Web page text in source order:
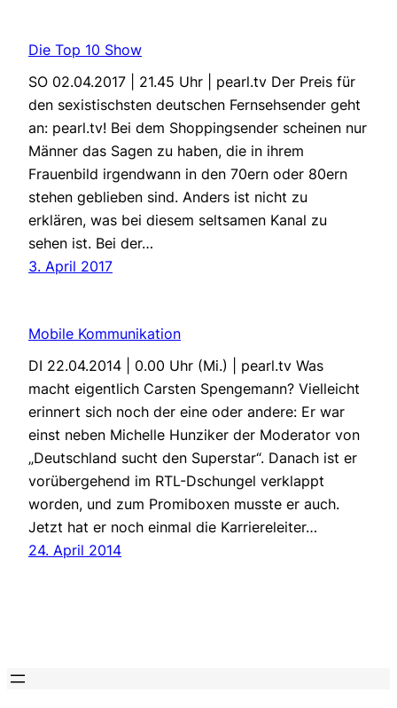
Die Top 10 Show
SO 02.04.2017 | 21.45 Uhr | pearl.tv Der Preis für
den sexistischsten deutschen Fernsehsender geht
an: pearl.tv! Bei dem Shoppingsender scheinen nur
Männer das Sagen zu haben, die in ihrem
Frauenbild irgendwann in den 70ern oder 80ern
stehen geblieben sind. Anders ist nicht zu
erklären, was bei diesem seltsamen Kanal zu
sehen ist. Bei der…
3. April 2017
Mobile Kommunikation
DI 22.04.2014 | 0.00 Uhr (Mi.) | pearl.tv Was
macht eigentlich Carsten Spengemann? Vielleicht
erinnert sich noch der eine oder andere: Er war
einst neben Michelle Hunziker der Moderator von
„Deutschland sucht den Superstar“. Danach ist er
vorübergehend im RTL-Dschungel verklappt
worden, und zum Promiboxen musste er auch.
Jetzt hat er noch einmal die Karriereleiter…
24. April 2014